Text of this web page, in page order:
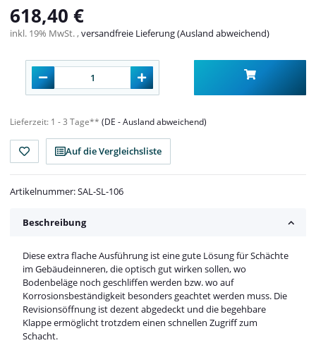
618,40 €
inkl. 19% MwSt. ,versandfreie Lieferung (Ausland abweichend)
Lieferzeit: 1 - 3 Tage** (DE - Ausland abweichend)
Auf die Vergleichsliste
Artikelnummer:SAL-SL-106
Beschreibung
Diese extra flache Ausführung ist eine gute Lösung für Schächte
im Gebäudeinneren, die optisch gut wirken sollen, wo
Bodenbeläge noch geschliffen werden bzw. wo auf
Korrosionsbeständigkeit besonders geachtet werden muss. Die
Revisionsöffnung ist dezent abgedeckt und die begehbare
Klappe ermöglicht trotzdem einen schnellen Zugriff zum
Schacht.